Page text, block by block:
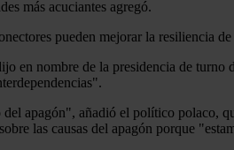
más acuciantes agregó.
pueden mejorar la resiliencia de
en nombre de la presidencia de
apagón", añadió el político polaco,
las causas del apagón porque